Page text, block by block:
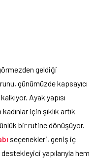
geldiği
günümüzde kapsayıcı
Ayak yapısı
için şıklık artık
bir rutine dönüşüyor.
seçenekleri, geniş iç
yapılarıyla hem